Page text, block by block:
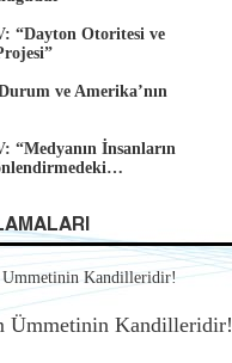
“Dayton Otoritesi ve
ve Amerika’nın
“Medyanın İnsanların
Ümmetinin Kandilleridir!